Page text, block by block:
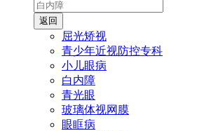
屈光矫视
青少年近视防控专科
小儿眼病
白内障
青光眼
玻璃体视网膜
眼眶病